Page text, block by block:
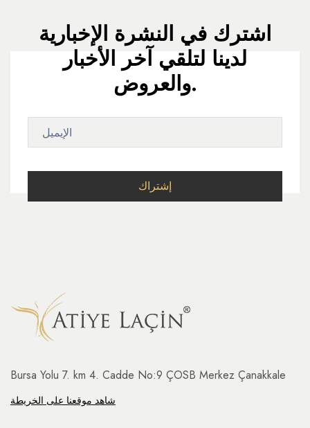
اشترك في النشرة الإخبارية
لدينا لتلقي آخر الأخبار
والعروض.
Bursa Yolu 7. km 4. Cadde No:9 ÇOSB Merkez Çanakkale
شاهد موقعنا على الخريطة